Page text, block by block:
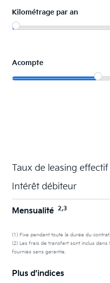
Kilométrage par an
Acompte
Taux de leasing effectif
Intérêt débiteur
Mensualité 2,3
(1) Fixe pendant toute la durée du contrat.
(2) Les frais de transfert sont inclus dans
fournies sans garantie.
Plus d'indices